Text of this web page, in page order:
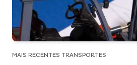
MAIS RECENTES TRANSPORTES